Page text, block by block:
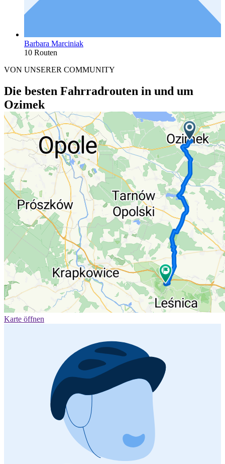
Barbara Marciniak
10 Routen
VON UNSERER COMMUNITY
Die besten Fahrradrouten in und um
Ozimek
Karte öffnen